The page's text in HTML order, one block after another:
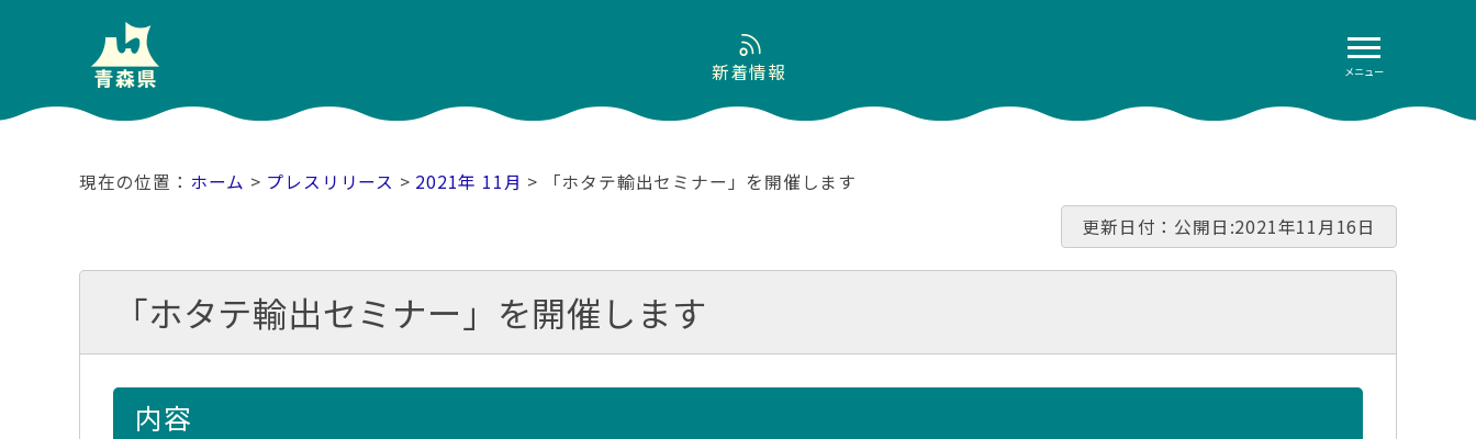
メニュー
新着情報
ホーム > プレスリリース > 2021年 11月 > 「ホタテ輸出セミナー」を開催します
更新日付：公開日:2021年11月16日
「ホタテ輸出セミナー」を開催します
内容